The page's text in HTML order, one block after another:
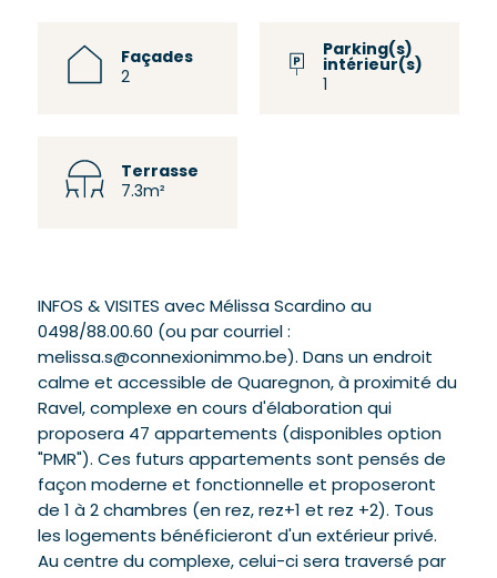
Façades
2
Parking(s)
intérieur(s)
Terrasse
7.3m²
INFOS & VISITES avec Mélissa Scardino au
0498/88.00.60 (ou par courriel :
melissa.s@connexionimmo.be). Dans un endroit
calme et accessible de Quaregnon, à proximité du
Ravel, complexe en cours d'élaboration qui
proposera 47 appartements (disponibles option
"PMR"). Ces futurs appartements sont pensés de
façon moderne et fonctionnelle et proposeront
de 1 à 2 chambres (en rez, rez+1 et rez +2). Tous
les logements bénéficieront d'un extérieur privé.
Au centre du complexe, celui-ci sera traversé par